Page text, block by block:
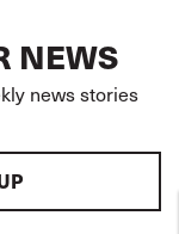
NEWS
news stories